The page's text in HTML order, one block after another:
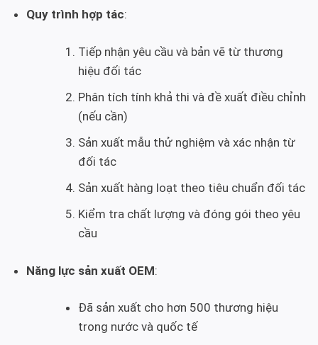
Quy trình hợp tác:
Tiếp nhận yêu cầu và bản vẽ từ thương
hiệu đối tác
Phân tích tính khả thi và đề xuất điều chỉnh
(nếu cần)
Sản xuất mẫu thử nghiệm và xác nhận từ
đối tác
Sản xuất hàng loạt theo tiêu chuẩn đối tác
Kiểm tra chất lượng và đóng gói theo yêu
cầu
Năng lực sản xuất OEM:
Đã sản xuất cho hơn 500 thương hiệu
trong nước và quốc tế